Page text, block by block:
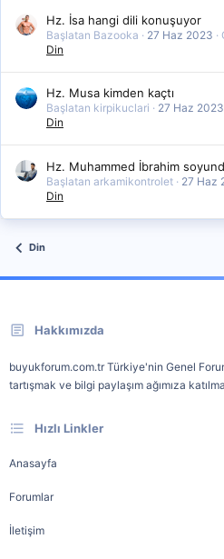
Hz. İsa hangi dili konuşuyor
Başlatan Bazooka 27 Haz 2023
Din
Hz. Musa kimden kaçtı
Başlatan kirpikuclari 27 Haz 2023
Din
Hz. Muhammed İbrahim
Başlatan arkamikontrolet 27 Haz
Din
Din
Hakkımızda
buyukforum.com.tr Türkiye'nin Genel
tartışmak ve bilgi paylaşım ağımıza
Hızlı Linkler
Anasayfa
Forumlar
İletişim